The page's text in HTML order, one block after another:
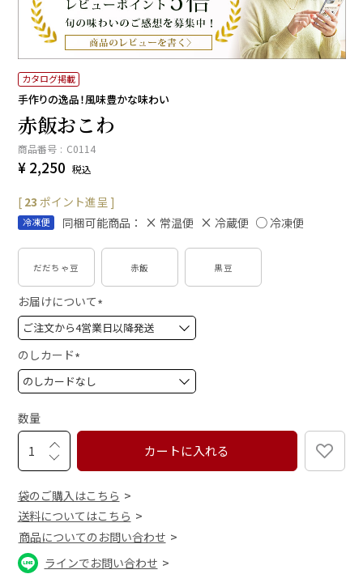
カタログ掲載
手作りの逸品！風味豊かな味わい
赤飯おこわ
商品番号 C0114
¥ 2,250 税込
[ 23 ポイント進呈 ]
冷凍便 同梱可能商品： 常温便 冷蔵便 冷凍便
だだちゃ豆 赤飯 黒豆
お届けについて
(
必
)
のしカード
(
必
数量
カートに入れる
袋のご購入はこちら
送料についてはこちら
商品についてのお問い合わせ
ラインでお問い合わせ